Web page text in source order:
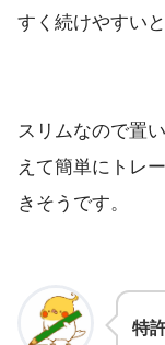
すく続けやすい
スリムなので置
えて簡単にトレ
きそうです。
特